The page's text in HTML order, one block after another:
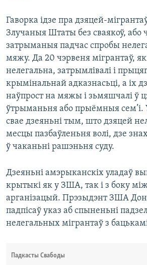
Гаворка ідзе пра дзяцей-
Злучаныя Штаты без сваякоў, або
затрыманыя падчас спробы
мяжу. Да 20 чэрвеня мігрантаў,
нелегальна, затрымлівалі і
крымінальнай адказнасьці, а іх
наўпрост на мяжы і зьмяшчалі ў
ўтрыманьня або прыёмныя сем’і.
свае дзеяньні тым, што дзяцей
месцы пазбаўленьня волі, дзе
ў чаканьні рашэньня суду.
Дзеяньні амэрыканскіх уладаў
крытыкі як у ЗША, так і з боку
арганізацый. Прэзыдэнт ЗША
падпісаў указ аб спыненьні
нелегальных мігрантаў з
Падкасты Свабоды